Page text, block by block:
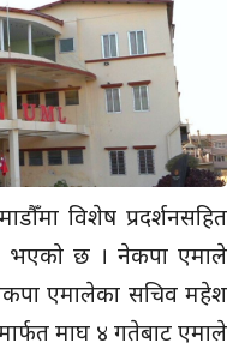
विशेष प्रदर्शनसहित
भएको छ । नेकपा एमाले
एमालेका सचिव महेश
माघ ४ गतेबाट एमाले